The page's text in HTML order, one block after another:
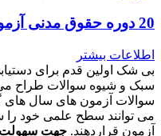
20 دوره حقوق مدنی آزمون وکالت – تجارت
اطلاعات بیشتر
بی شک اولین قدم برای
سبک و شیوه سوالات طراح می
سوالات آزمون های سال های
می توانند سطح علمی خود را
آزمون قراردهند.